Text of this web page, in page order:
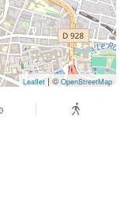
Leaflet| © OpenStreetMap